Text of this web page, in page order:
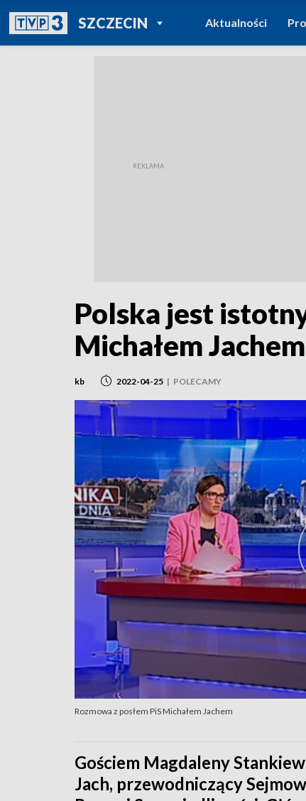
SZCZECINPOWRÓT DO
TVP REGIONY
Aktualności
Polska jest
Michałem
kb 2022-04-25 | POLECAMY
Rozmowa z posłem PiS Michałem Jachem
Gościem Magdaleny
Jach, przewodniczący